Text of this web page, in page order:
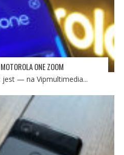
ONE ZOOM
jest — na Vipmultimedia...